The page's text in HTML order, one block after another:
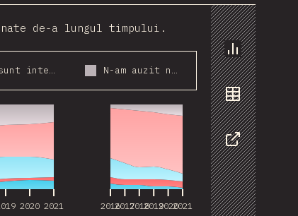
Grafic
Date
Share
de-a lungul timpului.
Nu sunt interesat(ă) N-am auzit niciodată despre asta
2020 2021
2020 2021
201620172018201920202021
201620172018201920202021